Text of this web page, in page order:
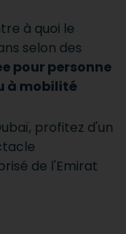
à quoi le
selon des
pour personne
à mobilité
profitez d'un
de l'Emirat